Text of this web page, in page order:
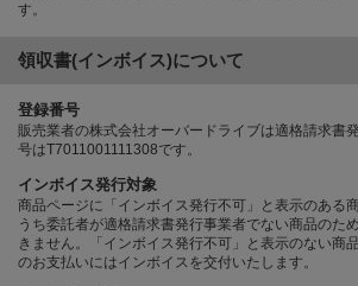
す。
領収書(インボイス)について
登録番号
販売業者の株式会社オーバードライブは適格請求書
号はT7011001111308です。
インボイス発行対象
商品ページに「インボイス発行不可」と表示のある
うち委託者が適格請求書発行事業者でない商品のた
きません。「インボイス発行不可」と表示のない商
のお支払いにはインボイスを交付いたします。